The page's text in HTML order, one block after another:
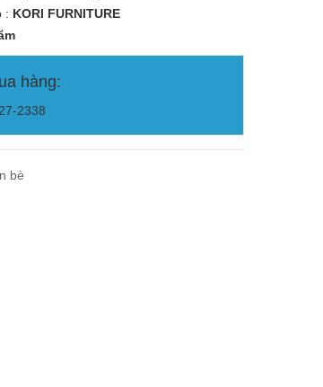
: KORI FURNITURE
hàng:
2338
bè